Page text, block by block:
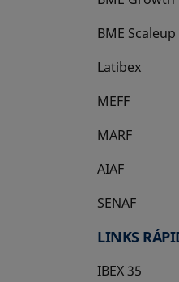
BME Scaleup
se abre en
Latibex
se abre en
MEFF
se abre en
MARF
AIAF
SENAF
LINKS
IBEX 35